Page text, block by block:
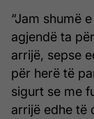
“Jam shumë
agjendë ta
arrijë, sepse
për herë të
sigurt se me
arrijë edhe të